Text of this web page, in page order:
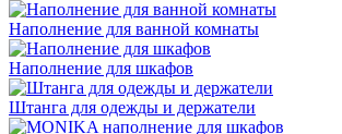
Наполнение для ванной комнаты
Наполнение для шкафов
Штанга для одежды и держатели